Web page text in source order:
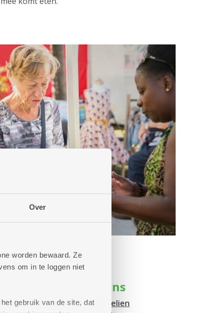
Over
worden bewaard. Ze
om in te loggen niet
gebruik van de site, dat
muzikale optredens
het gratis optreden van
Celien